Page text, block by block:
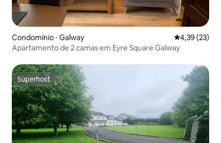
Condomínio ⋅ Galway 4,39 de uma
4,39 (23)
Apartamento de 2 camas em Eyre Square Galway
Superhost
Superhost